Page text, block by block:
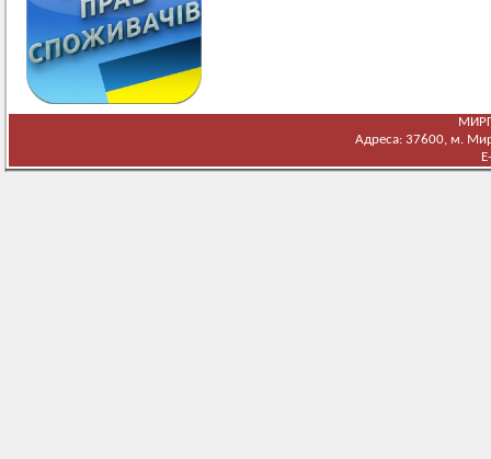
Адреса: 37600, м.